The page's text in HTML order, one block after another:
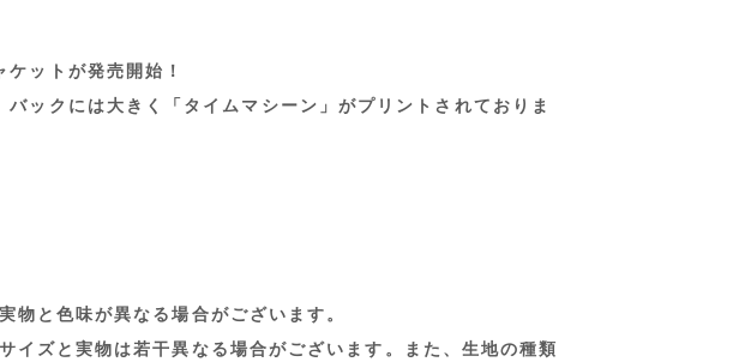
ットが発売開始！
ックには大きく「タイムマシーン」がプリントされておりま
物と色味が異なる場合がございます。
イズと実物は若干異なる場合がございます。また、生地の種類